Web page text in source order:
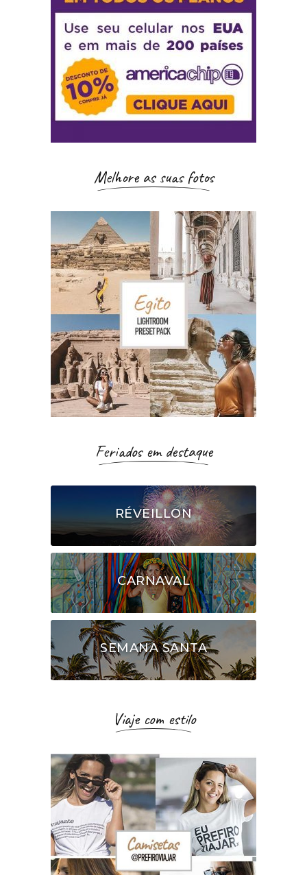
Melhore as suas fotos
Feriados em destaque
RÉVEILLON
CARNAVAL
SEMANA SANTA
Viaje com estilo